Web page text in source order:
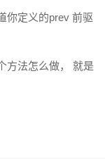
你定义的prev 前驱
方法怎么做， 就是